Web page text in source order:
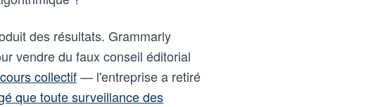
des résultats. Grammarly
vendre du faux conseil éditorial
collectif— l'entreprise a retiré
que toute surveillance des